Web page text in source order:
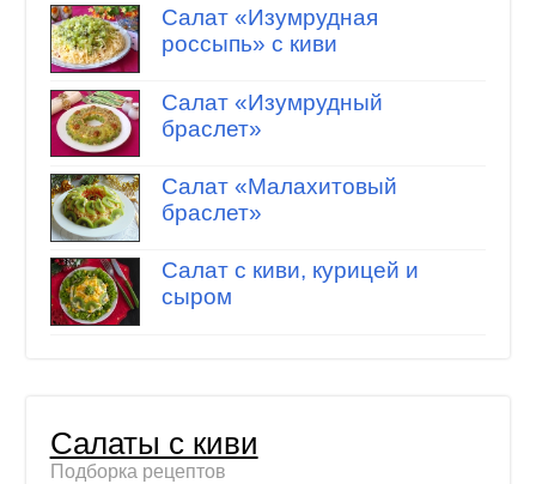
Салат «Изумрудная
россыпь» с киви
Салат «Изумрудный
браслет»
Салат «Малахитовый
браслет»
Салат с киви, курицей и
сыром
Салаты с киви
Подборка рецептов